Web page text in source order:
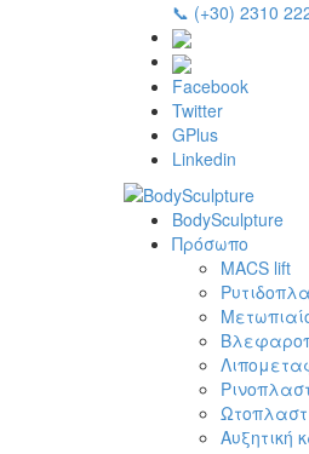
📞 (+30) 2310
Facebook
Twitter
GPlus
Linkedin
BodySculpture
Πρόσωπο
MACS lift
Αυξητική